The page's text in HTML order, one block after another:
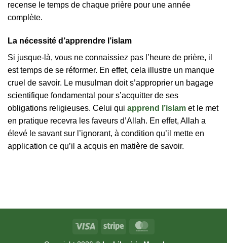
recense le temps de chaque prière pour une année
complète.
La nécessité d’apprendre l’islam
Si jusque-là, vous ne connaissiez pas l’heure de prière, il
est temps de se réformer. En effet, cela illustre un manque
cruel de savoir. Le musulman doit s’approprier un bagage
scientifique fondamental pour s’acquitter de ses
obligations religieuses. Celui qui apprend l’islam et le met
en pratique recevra les faveurs d’Allah. En effet, Allah a
élevé le savant sur l’ignorant, à condition qu’il mette en
application ce qu’il a acquis en matière de savoir.
Visa Stripe